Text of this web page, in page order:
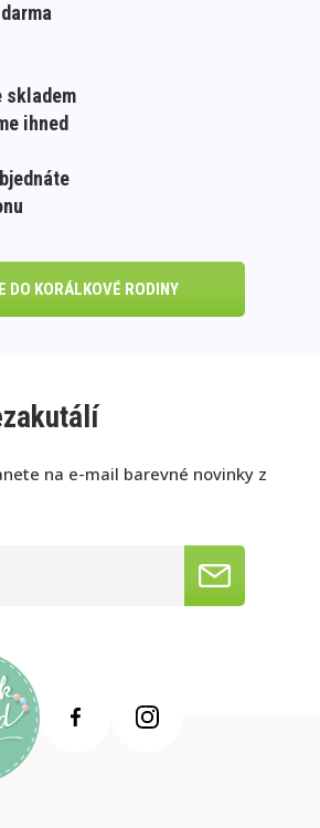
skladem
ihned
DO KORÁLKOVÉ RODINY
na e-mail barevné novinky z